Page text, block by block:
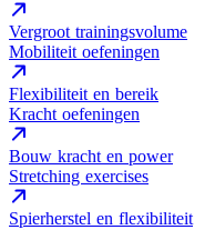
Vergroot trainingsvolume
Mobiliteit oefeningen
Flexibiliteit en bereik
Kracht oefeningen
Bouw kracht en power
Stretching exercises
Spierherstel en flexibiliteit